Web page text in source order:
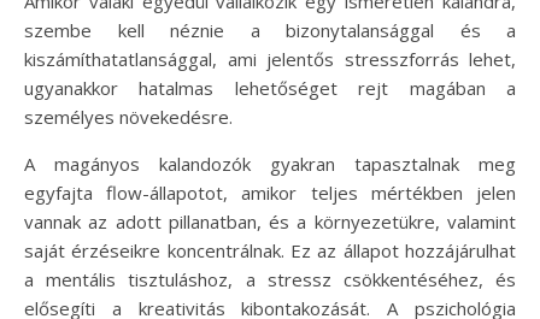
szembe kell néznie a bizonytalansággal és a
kiszámíthatatlansággal, ami jelentős stresszforrás lehet,
ugyanakkor hatalmas lehetőséget rejt magában a
személyes növekedésre.
A magányos kalandozók gyakran tapasztalnak meg
egyfajta flow-állapotot, amikor teljes mértékben jelen
vannak az adott pillanatban, és a környezetükre, valamint
saját érzéseikre koncentrálnak. Ez az állapot hozzájárulhat
a mentális tisztuláshoz, a stressz csökkentéséhez, és
elősegíti a kreativitás kibontakozását. A pszichológia